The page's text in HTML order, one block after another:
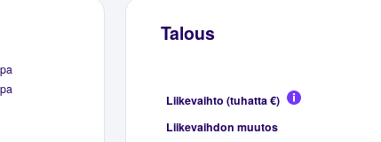
Talous
Liikevaihto (tuhatta €)
Liikevaihdon muutos